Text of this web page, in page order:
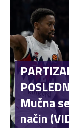
Mučna
način